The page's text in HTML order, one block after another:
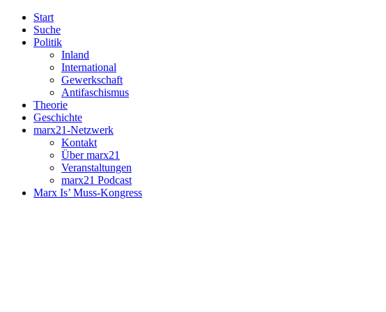
Start
Suche
Politik
Inland
International
Gewerkschaft
Antifaschismus
Theorie
Geschichte
marx21-Netzwerk
Kontakt
Über marx21
Veranstaltungen
marx21 Podcast
Marx Is’ Muss-Kongress